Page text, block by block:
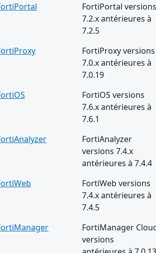
FortiPortal versions
7.2.x antérieures à
7.2.5
FortiProxy versions
7.0.x antérieures à
7.0.19
FortiOS versions
7.6.x antérieures à
7.6.1
FortiAnalyzer
versions 7.4.x
antérieures à 7.4.4
FortiWeb versions
7.4.x antérieures à
7.4.5
FortiManager
versions